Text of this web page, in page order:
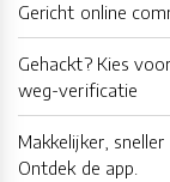
Gericht online
Gehackt? Kies
weg-verificatie
Makkelijker,
Ontdek de app.